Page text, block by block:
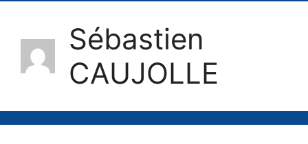
Sébastien
CAUJOLLE